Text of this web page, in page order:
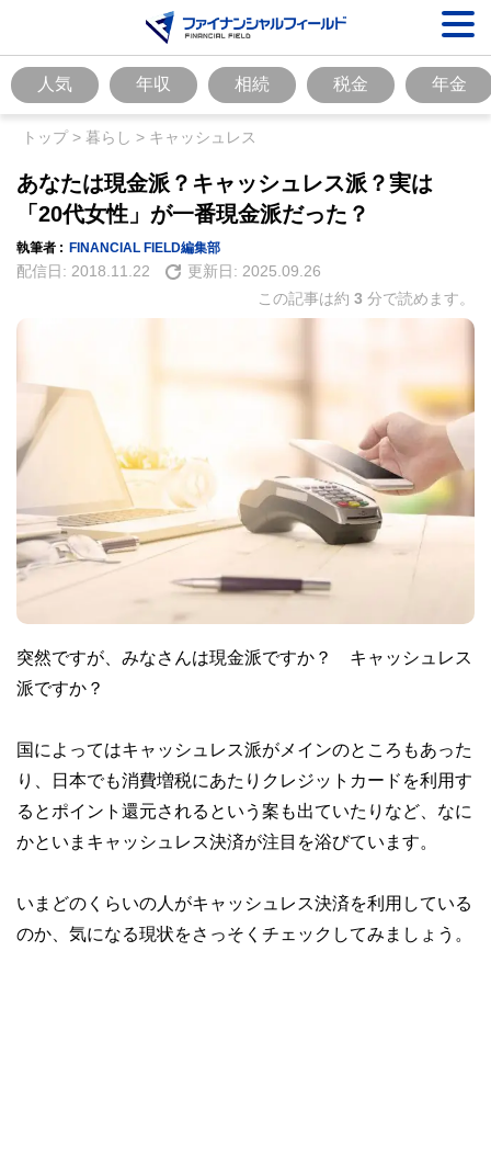
人気 年収 相続 税金 年金
トップ> 暮らし > キャッシュレス
あなたは現金派？キャッシュレス派？実は
「20代女性」が一番現金派だった？
執筆者 : FINANCIAL FIELD編集部
配信日: 2018.11.22 更新日: 2025.09.26
この記事は約 3 分で読めます。
突然ですが、みなさんは現金派ですか？ キャッシュレス
派ですか？
国によってはキャッシュレス派がメインのところもあった
り、日本でも消費増税にあたりクレジットカードを利用す
るとポイント還元されるという案も出ていたりなど、なに
かといまキャッシュレス決済が注目を浴びています。
いまどのくらいの人がキャッシュレス決済を利用している
のか、気になる現状をさっそくチェックしてみましょう。